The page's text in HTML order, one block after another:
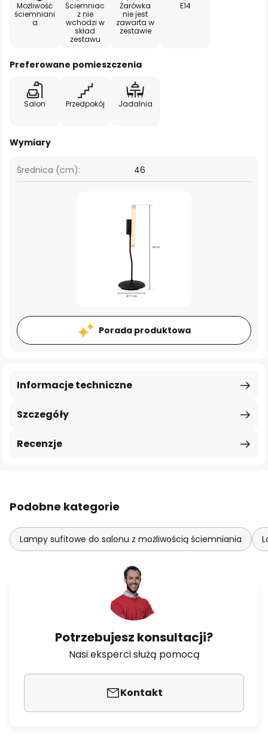
Możliwość
ściemniani
a
Ściemniac
z nie
wchodzi w
skład
zestawu
Żarówka
nie jest
zawarta w
zestawie
E14
Preferowane pomieszczenia
Salon Przedpokój Jadalnia
Wymiary
Średnica (cm): 46
Porada produktowa
Szczegóły
Informacje techniczne
Recenzje
Podobne kategorie
Lampy sufitowe do salonu z możliwością ściemniania
Potrzebujesz konsultacji?
Nasi eksperci służą pomocą
Kontakt